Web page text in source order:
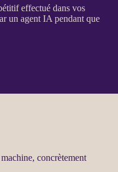
effectué dans vos
un agent IA pendant que
concrètement